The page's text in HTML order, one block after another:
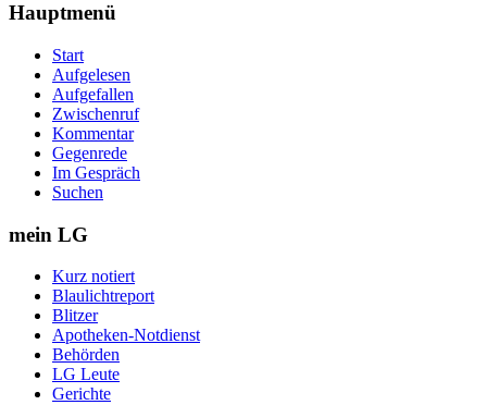
Hauptmenü
Start
Aufgelesen
Aufgefallen
Zwischenruf
Kommentar
Gegenrede
Im Gespräch
Suchen
mein LG
Kurz notiert
Blaulichtreport
Blitzer
Apotheken-Notdienst
Behörden
LG Leute
Gerichte